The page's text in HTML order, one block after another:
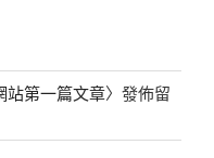
站第一篇文章〉發佈留